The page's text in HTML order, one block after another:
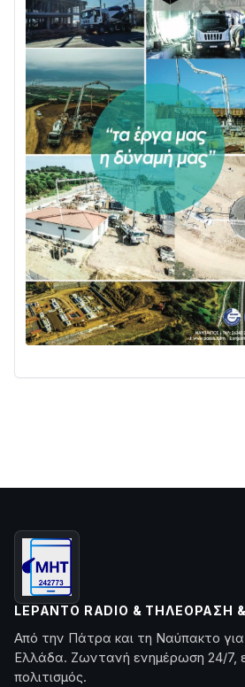
LEPANTO RADIO & ΤΗΛΕΌΡΑΣΗ
Από την Πάτρα και τη Ναύπακτο για
Ελλάδα. Ζωντανή ενημέρωση 24/7,
πολιτισμός.